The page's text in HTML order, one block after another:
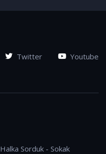
Twitter Youtube
Halka Sorduk - Sokak